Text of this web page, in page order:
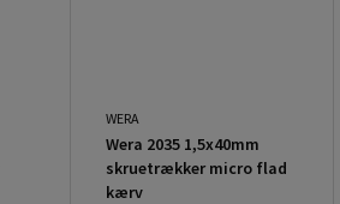
WERA
Wera 2035 1,5x40mm
skruetrækker micro flad
kærv